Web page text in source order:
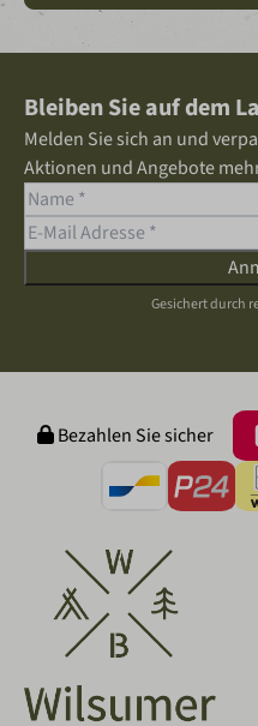
Bleiben Sie auf dem
Melden Sie sich an und
Aktionen und Angebote
Gesichert durch
Bezahlen Sie sicher